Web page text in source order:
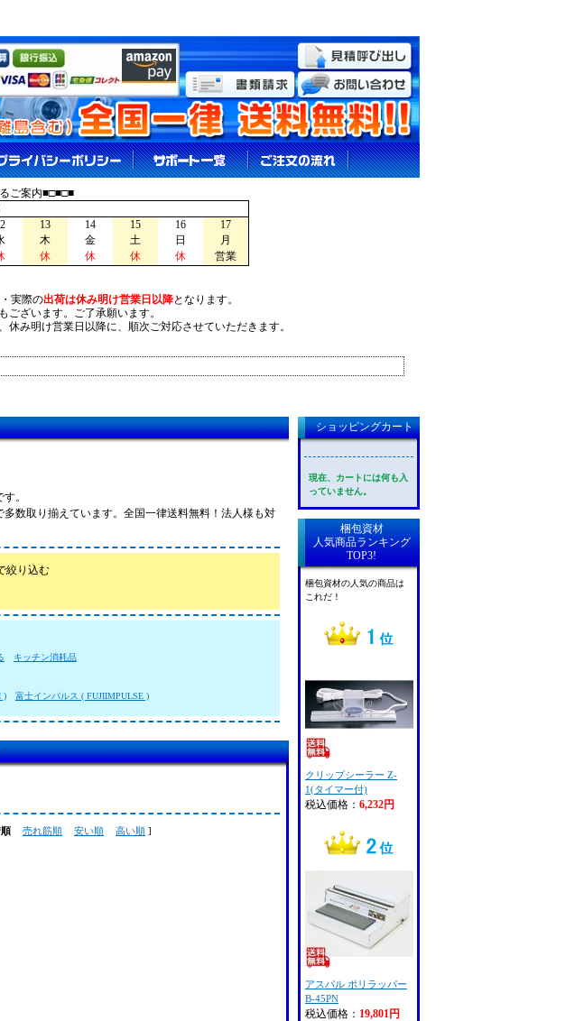
ご案内■□■□■
13 14 15 16
17
木 金 土 日
月
休 休 休 休
営業
実際の出荷は休み明け営業日以降となります。
ざいます。ご了承願います。
み明け営業日以降に、順次ご対応させていただきます。
。
数取り揃えています。全国一律送料無料！法人様も対
絞り込む
キッチン消耗品
) 富士インパルス ( FUJIIMPULSE )
売れ筋順 安い順 高い順 ]
ショッピングカート
現在、カートには何も入
っていません。
梱包資材
人気商品ランキング
TOP3!
梱包資材の人気の商品は
これだ！
クリップシーラー Z-
1(タイマー付)
税込価格： 6,232円
アスパル ポリラッパー
B-45PN
税込価格： 19,801円